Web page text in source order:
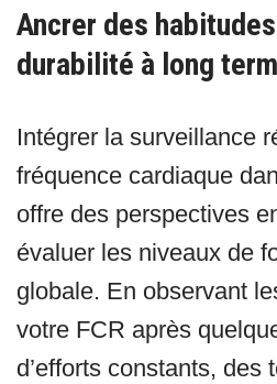
Ancrer des
durabilité à long
Intégrer la surveillance
fréquence cardiaque
offre des perspectives
évaluer les niveaux de
globale. En observant
votre FCR après
d’efforts constants, des